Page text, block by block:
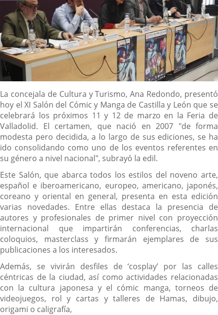
Descripción
La concejala de Cultura y Turismo, Ana Redondo, presentó
hoy el XI Salón del Cómic y Manga de Castilla y León que se
celebrará los próximos 11 y 12 de marzo en la Feria de
Valladolid. El certamen, que nació en 2007 "de forma
modesta pero decidida, a lo largo de sus ediciones, se ha
ido consolidando como uno de los eventos referentes en
su género a nivel nacional", subrayó la edil.
Este Salón, que abarca todos los estilos del noveno arte,
español e iberoamericano, europeo, americano, japonés,
coreano y oriental en general, presenta en esta edición
varias novedades. Entre ellas destaca la presencia de
autores y profesionales de primer nivel con proyección
internacional que impartirán conferencias, charlas
coloquios, masterclass y firmarán ejemplares de sus
publicaciones a los interesados.
Además, se vivirán desfiles de ‘cosplay’ por las calles
céntricas de la ciudad, así como actividades relacionadas
con la cultura japonesa y el cómic manga, torneos de
videojuegos, rol y cartas y talleres de Hamas, dibujo,
origami o caligrafía,